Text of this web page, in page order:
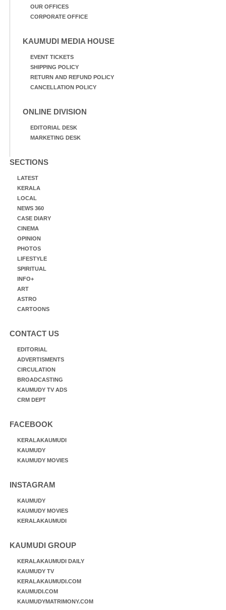
OUR OFFICES
CORPORATE OFFICE
KAUMUDI MEDIA HOUSE
EVENT TICKETS
SHIPPING POLICY
RETURN AND REFUND POLICY
CANCELLATION POLICY
ONLINE DIVISION
EDITORIAL DESK
MARKETING DESK
SECTIONS
LATEST
KERALA
LOCAL
NEWS 360
CASE DIARY
CINEMA
OPINION
PHOTOS
LIFESTYLE
SPIRITUAL
INFO+
ART
ASTRO
CARTOONS
CONTACT US
EDITORIAL
ADVERTISMENTS
CIRCULATION
BROADCASTING
KAUMUDY TV ADS
CRM DEPT
FACEBOOK
KERALAKAUMUDI
KAUMUDY
KAUMUDY MOVIES
INSTAGRAM
KAUMUDY
KAUMUDY MOVIES
KERALAKAUMUDI
KAUMUDI GROUP
KERALAKAUMUDI DAILY
KAUMUDY TV
KERALAKAUMUDI.COM
KAUMUDI.COM
KAUMUDYMATRIMONY.COM